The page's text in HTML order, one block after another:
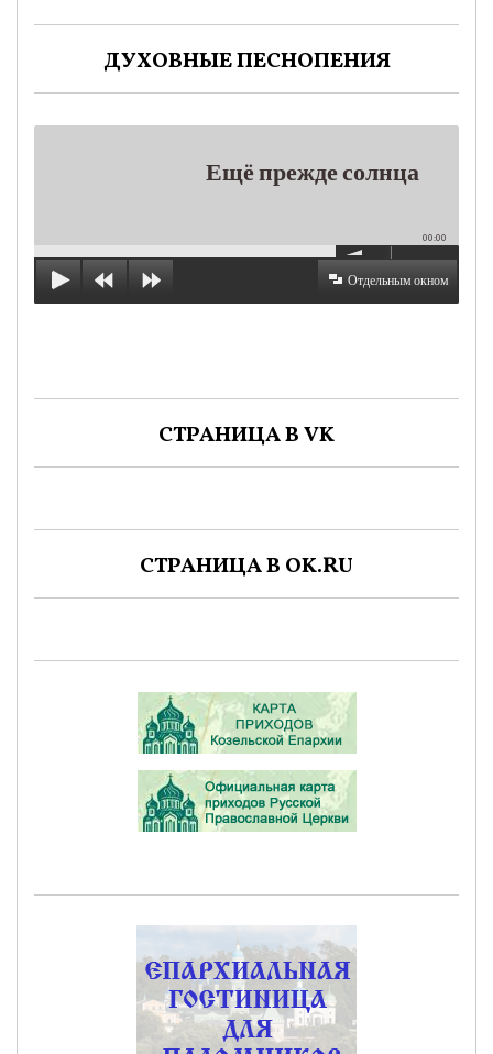
ДУХОВНЫЕ ПЕСНОПЕНИЯ
Ещё прежде солнца
00:00
Отдельным окном
СТРАНИЦА В VK
СТРАНИЦА В OK.RU